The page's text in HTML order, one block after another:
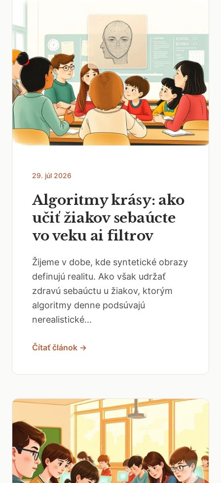
29. júl 2026
Algoritmy krásy: ako
učiť žiakov sebaúcte
vo veku ai filtrov
Žijeme v dobe, kde syntetické obrazy
definujú realitu. Ako však udržať
zdravú sebaúctu u žiakov, ktorým
algoritmy denne podsúvajú
nerealistické...
Čítať článok →